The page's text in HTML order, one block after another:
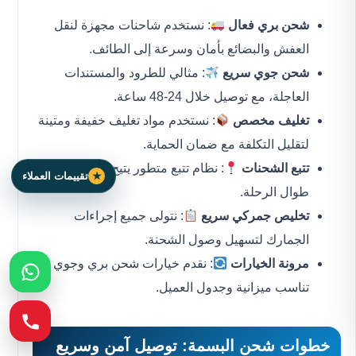
شحن بري فعال
: نستخدم شاحنات مجهزة لنقل
العفش والبضائع بأمان وسرعة إلى الطائف.
شحن جوي سريع
: مثالي للطرود والمستندات
العاجلة، مع توصيل خلال 24-48 ساعة.
تغليف مخصص
: نستخدم مواد تغليف خفيفة ومتينة
لتقليل التكلفة مع ضمان الحماية.
تتبع الشحنات
: نظام تتبع متطور يتيح متابعة الشحنة
طوال الرحلة.
تخليص جمركي سريع
: نتولى جميع إجراءات
الجمارك لتسهيل وصول الشحنة.
مرونة الخيارات
: نقدم خيارات شحن بري وجوي
تناسب ميزانية وجدول العميل.
خطوات شحن البسمة: توصيل آمن وسريع
تقييمات العملاء